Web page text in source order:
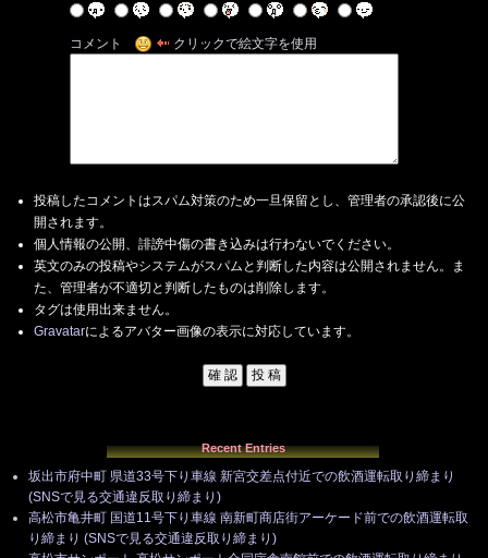
コメント クリックで絵文字を使用
投稿したコメントはスパム対策のため一旦保留とし、管理者の承認後に公
開されます。
個人情報の公開、誹謗中傷の書き込みは行わないでください。
英文のみの投稿やシステムがスパムと判断した内容は公開されません。ま
た、管理者が不適切と判断したものは削除します。
タグは使用出来ません。
Gravatarによるアバター画像の表示に対応しています。
Recent Entries
坂出市府中町 県道33号下り車線 新宮交差点付近での飲酒運転取り締まり
(SNSで見る交通違反取り締まり)
高松市亀井町 国道11号下り車線 南新町商店街アーケード前での飲酒運転取
り締まり (SNSで見る交通違反取り締まり)